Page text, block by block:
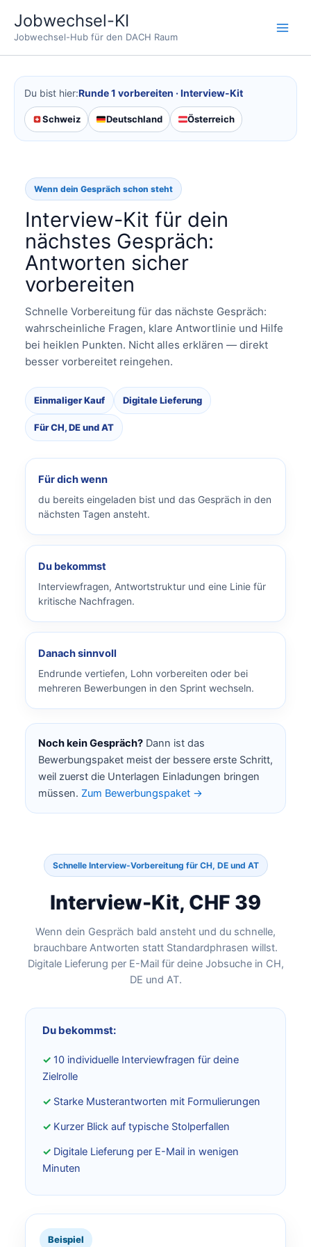
Inhalt
springen
Jobwechsel-KI
Jobwechsel-Hub für den DACH Raum
Du bist hier:Runde 1 vorbereiten · Interview-Kit
Schweiz Deutschland Österreich
Wenn dein Gespräch schon steht
Interview-Kit für dein
nächstes Gespräch:
Antworten sicher
vorbereiten
Schnelle Vorbereitung für das nächste Gespräch:
wahrscheinliche Fragen, klare Antwortlinie und Hilfe
bei heiklen Punkten. Nicht alles erklären — direkt
besser vorbereitet reingehen.
Einmaliger Kauf Digitale Lieferung
Für CH, DE und AT
Für dich wenn
du bereits eingeladen bist und das Gespräch in den
nächsten Tagen ansteht.
Du bekommst
Interviewfragen, Antwortstruktur und eine Linie für
kritische Nachfragen.
Danach sinnvoll
Endrunde vertiefen, Lohn vorbereiten oder bei
mehreren Bewerbungen in den Sprint wechseln.
Noch kein Gespräch? Dann ist das
Bewerbungspaket meist der bessere erste Schritt,
weil zuerst die Unterlagen Einladungen bringen
müssen. Zum Bewerbungspaket →
Schnelle Interview-Vorbereitung für CH, DE und AT
Interview-Kit, CHF 39
Wenn dein Gespräch bald ansteht und du schnelle,
brauchbare Antworten statt Standardphrasen willst.
Digitale Lieferung per E-Mail für deine Jobsuche in CH,
DE und AT.
Du bekommst:
10 individuelle Interviewfragen für deine
Zielrolle
Starke Musterantworten mit Formulierungen
Kurzer Blick auf typische Stolperfallen
Digitale Lieferung per E-Mail in wenigen
Minuten
Beispiel